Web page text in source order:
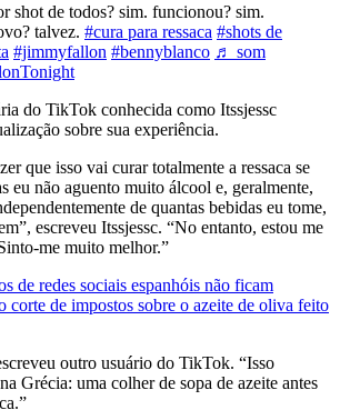
shot de todos? sim. funcionou? sim.
talvez. #cura para ressaca #shots de
#jimmyfallon #bennyblanco ♬ som
do TikTok conhecida como Itssjessc
sobre sua experiência.
que isso vai curar totalmente a ressaca se
eu não aguento muito álcool e, geralmente,
de quantas bebidas eu tome,
escreveu Itssjessc. “No entanto, estou me
me muito melhor.”
de redes sociais espanhóis não ficam
corte de impostos sobre o azeite de oliva feito
outro usuário do TikTok. “Isso
Grécia: uma colher de sopa de azeite antes